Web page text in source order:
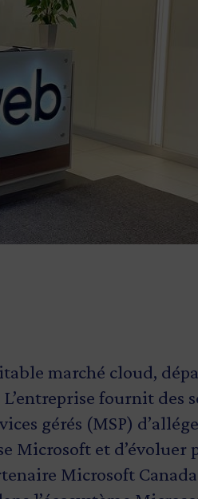
marché cloud,
fournit des
gérés (MSP)
Microsoft et d’évoluer
Microsoft